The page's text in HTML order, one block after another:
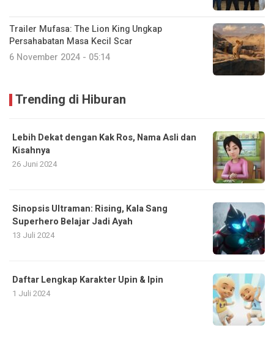
Trailer Mufasa: The Lion King Ungkap
Persahabatan Masa Kecil Scar
6 November 2024 - 05:14
Trending di Hiburan
Lebih Dekat dengan Kak Ros, Nama Asli dan
Kisahnya
26 Juni 2024
Sinopsis Ultraman: Rising, Kala Sang
Superhero Belajar Jadi Ayah
13 Juli 2024
Daftar Lengkap Karakter Upin & Ipin
1 Juli 2024